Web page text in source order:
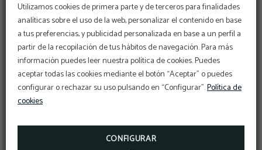
Utilizamos cookies de primera parte y de terceros para finalidades
analíticas sobre el uso de la web, personalizar el contenido en base
a tus preferencias, y publicidad personalizada en base a un perfil a
partir de la recopilación de tus hábitos de navegación. Para más
información puedes leer nuestra política de cookies. Puedes
aceptar todas las cookies mediante el botón “Aceptar” o puedes
configurar o rechazar su uso pulsando en “Configurar”.Política de
cookies
CONFIGURAR
Bañera Secador de pelo
Servicio de despertador Caja fuerte individual
Televisión